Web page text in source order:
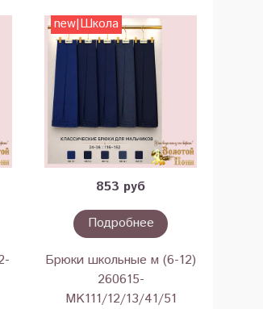
new|Школа
853 руб
Подробнее
Брюки школьные м (6-12)
260615-
MK111/12/13/41/51